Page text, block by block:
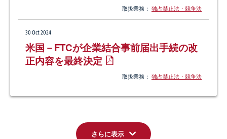
取扱業務： 独占禁止法・競争法
30 Oct 2024
米国－FTCが企業結合事前届出手続の改
正内容を最終決定
取扱業務： 独占禁止法・競争法
さらに表示